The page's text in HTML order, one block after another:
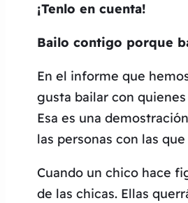
¡Tenlo en cuenta!
Bailo contigo porque
En el informe que
gusta bailar con
Esa es una
las personas con las
Cuando un chico hace
de las chicas. Ellas